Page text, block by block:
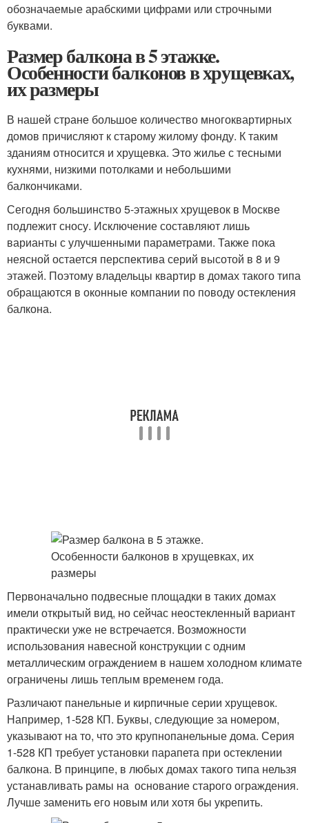
обозначаемые арабскими цифрами или строчными
буквами.
Размер балкона в 5 этажке.
Особенности балконов в хрущевках,
их размеры
В нашей стране большое количество многоквартирных
домов причисляют к старому жилому фонду. К таким
зданиям относится и хрущевка. Это жилье с тесными
кухнями, низкими потолками и небольшими
балкончиками.
Сегодня большинство 5-этажных хрущевок в Москве
подлежит сносу. Исключение составляют лишь
варианты с улучшенными параметрами. Также пока
неясной остается перспектива серий высотой в 8 и 9
этажей. Поэтому владельцы квартир в домах такого типа
обращаются в оконные компании по поводу остекления
балкона.
Первоначально подвесные площадки в таких домах
имели открытый вид, но сейчас неостекленный вариант
практически уже не встречается. Возможности
использования навесной конструкции с одним
металлическим ограждением в нашем холодном климате
ограничены лишь теплым временем года.
Различают панельные и кирпичные серии хрущевок.
Например, 1-528 КП. Буквы, следующие за номером,
указывают на то, что это крупнопанельные дома. Серия
1-528 КП требует установки парапета при остеклении
балкона. В принципе, в любых домах такого типа нельзя
устанавливать рамы на основание старого ограждения.
Лучше заменить его новым или хотя бы укрепить.